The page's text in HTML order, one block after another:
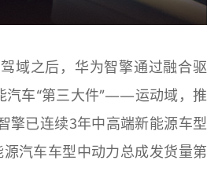
域之后，华为智擎通过融合驱
汽车“第三大件”——运动域，推
擎已连续3年中高端新能源车型
汽车车型中动力总成发货量第